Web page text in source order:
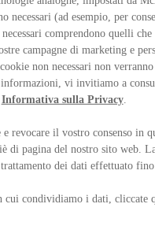
necessari (ad esempio, per
comprendono quelli che
campagne di marketing e
non necessari non
vi invitiamo a
Informativa sulla Privacy.
revocare il vostro consenso in
di pagina del nostro sito web.
dei dati effettuato
condividiamo i dati, cliccate